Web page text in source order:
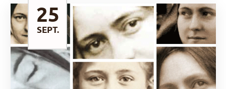
SEPT.
DÉCOUVRIR
25